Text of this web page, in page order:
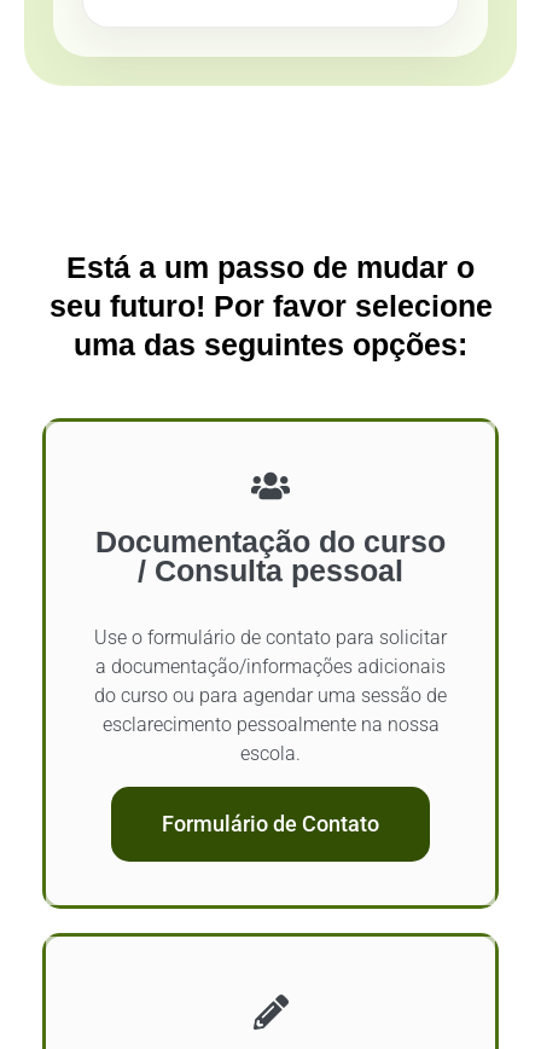
Está a um passo de mudar o
seu futuro! Por favor selecione
uma das seguintes opções:
Documentação do curso
/ Consulta pessoal
Use o formulário de contato para solicitar
a documentação/informações adicionais
do curso ou para agendar uma sessão de
esclarecimento pessoalmente na nossa
escola.
Formulário de Contato